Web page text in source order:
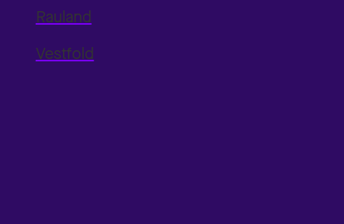
Rauland
Vestfold